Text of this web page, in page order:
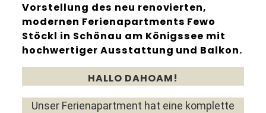
Vorstellung des neu renovierten,
modernen Ferienapartments Fewo
Stöckl in Schönau am Königssee mit
hochwertiger Ausstattung und Balkon.
HALLO DAHOAM!
Unser Ferienapartment hat eine komplette